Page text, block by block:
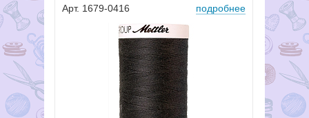
Арт. 1679-0416 подробнее